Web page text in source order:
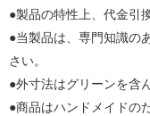
●製品の特性上、代金引
●当製品は、専門知識の
さい。
●外寸法はグリーンを含
●商品はハンドメイドの